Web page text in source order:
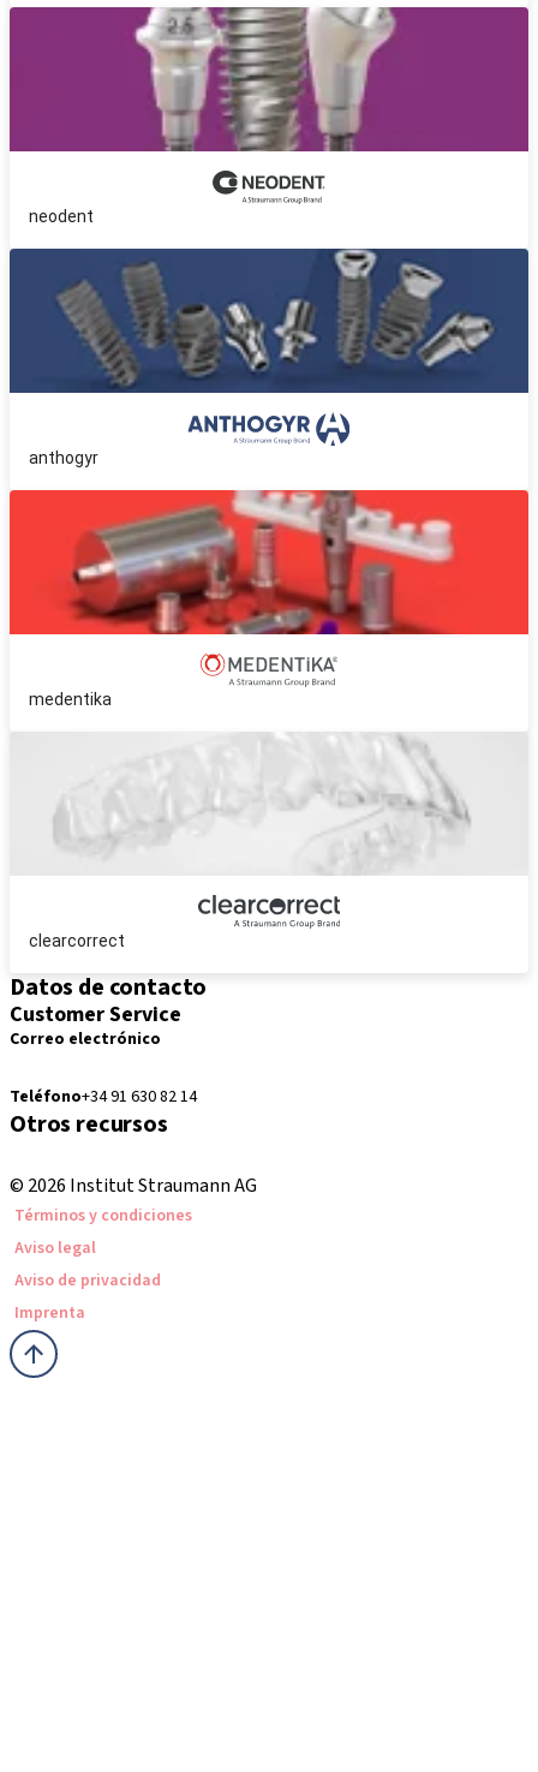
neodent
anthogyr
medentika
clearcorrect
Datos de contacto
Customer Service
Correo electrónico
Teléfono+34 91 630 82 14
Otros recursos
© 2026 Institut Straumann AG
Términos y condiciones
Aviso legal
Aviso de privacidad
Imprenta